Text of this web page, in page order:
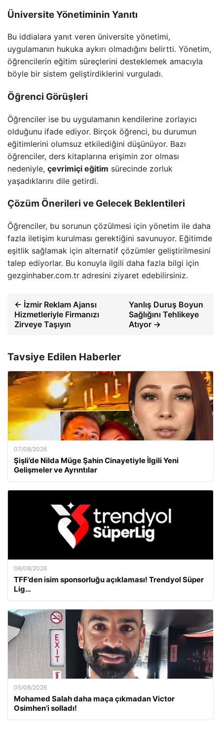
Üniversite Yönetiminin Yanıtı
Bu iddialara yanıt veren üniversite yönetimi,
uygulamanın hukuka aykırı olmadığını belirtti. Yönetim,
öğrencilerin eğitim süreçlerini desteklemek amacıyla
böyle bir sistem geliştirdiklerini vurguladı.
Öğrenci Görüşleri
Öğrenciler ise bu uygulamanın kendilerine zorlayıcı
olduğunu ifade ediyor. Birçok öğrenci, bu durumun
eğitimlerini olumsuz etkilediğini düşünüyor. Bazı
öğrenciler, ders kitaplarına erişimin zor olması
nedeniyle, çevrimiçi eğitim sürecinde zorluk
yaşadıklarını dile getirdi.
Çözüm Önerileri ve Gelecek Beklentileri
Öğrenciler, bu sorunun çözülmesi için yönetim ile daha
fazla iletişim kurulması gerektiğini savunuyor. Eğitimde
eşitlik sağlamak için alternatif çözümler geliştirilmesini
talep ediyorlar. Bu konuyla ilgili daha fazla bilgi için
gezginhaber.com.tr adresini ziyaret edebilirsiniz.
← İzmir Reklam Ajansı
Hizmetleriyle Firmanızı
Zirveye Taşıyın
Yanlış Duruş Boyun
Sağlığını Tehlikeye
Atıyor →
Tavsiye Edilen Haberler
07/08/2026
Şişli’de Nilda Müge Şahin Cinayetiyle İlgili Yeni
Gelişmeler ve Ayrıntılar
06/08/2026
TFF’den isim sponsorluğu açıklaması! Trendyol Süper
Lig…
05/08/2026
Mohamed Salah daha maça çıkmadan Victor
Osimhen’i solladı!